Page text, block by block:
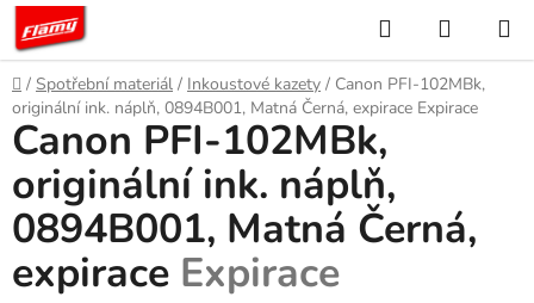
Přejít
obsah
Hledat
KOŠÍK
Domů
/ Spotřební materiál / Inkoustové kazety / Canon PFI-102MBk,
originální ink. náplň, 0894B001, Matná Černá, expirace Expirace
Canon PFI-102MBk,
originální ink. náplň,
0894B001, Matná Černá,
expirace Expirace